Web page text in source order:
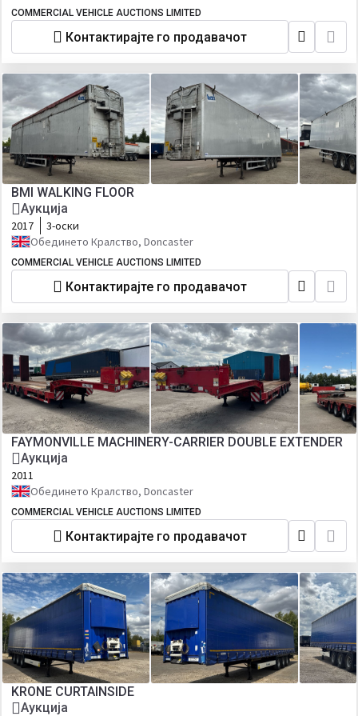
COMMERCIAL VEHICLE AUCTIONS LIMITED
Контактирајте го продавачот
BMI WALKING FLOOR
Аукција
2017
3-оски
Обединето Кралство, Doncaster
COMMERCIAL VEHICLE AUCTIONS LIMITED
Контактирајте го продавачот
FAYMONVILLE MACHINERY-CARRIER DOUBLE EXTENDER
Аукција
2011
Обединето Кралство, Doncaster
COMMERCIAL VEHICLE AUCTIONS LIMITED
Контактирајте го продавачот
KRONE CURTAINSIDE
Аукција